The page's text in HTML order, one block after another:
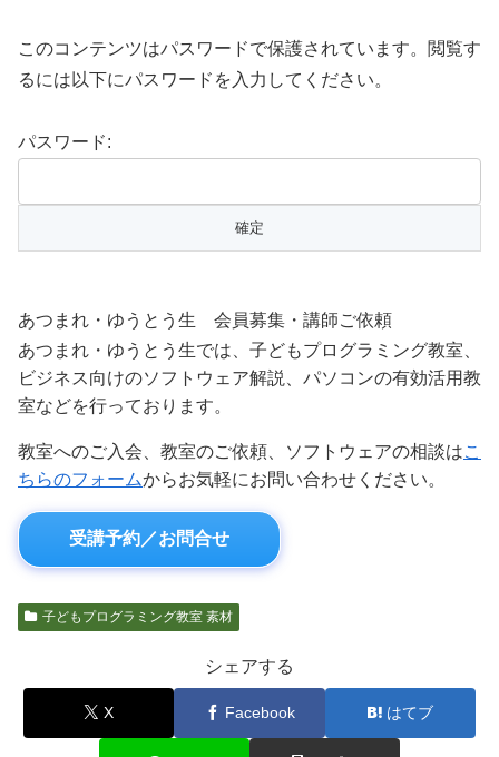
このコンテンツはパスワードで保護されています。閲覧す
るには以下にパスワードを入力してください。
パスワード:
あつまれ・ゆうとう生 会員募集・講師ご依頼
あつまれ・ゆうとう生では、子どもプログラミング教室、
ビジネス向けのソフトウェア解説、パソコンの有効活用教
室などを行っております。
教室へのご入会、教室のご依頼、ソフトウェアの相談はこ
ちらのフォームからお気軽にお問い合わせください。
受講予約／お問合せ
子どもプログラミング教室 素材
シェアする
X Facebook はてブ